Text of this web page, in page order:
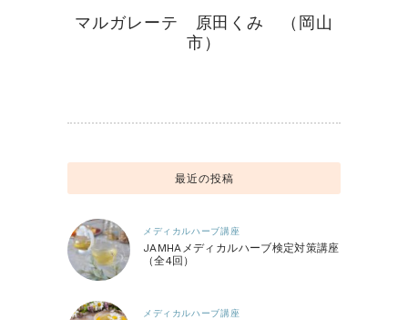
マルガレーテ 原田くみ （岡山
市）
最近の投稿
メディカルハーブ講座
JAMHAメディカルハーブ検定対策講座
（全4回）
メディカルハーブ講座